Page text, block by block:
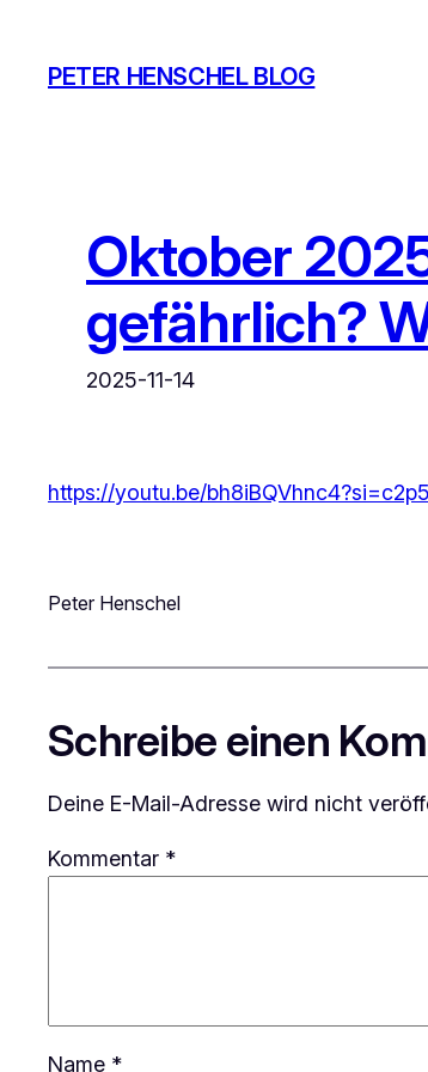
springen
PETER HENSCHEL BLOG
Oktober
gefährlich?
2025-11-14
https://youtu.be/
Peter Henschel
Schreibe einen
Deine E-Mail-Adresse wird nicht
Kommentar *
Name *